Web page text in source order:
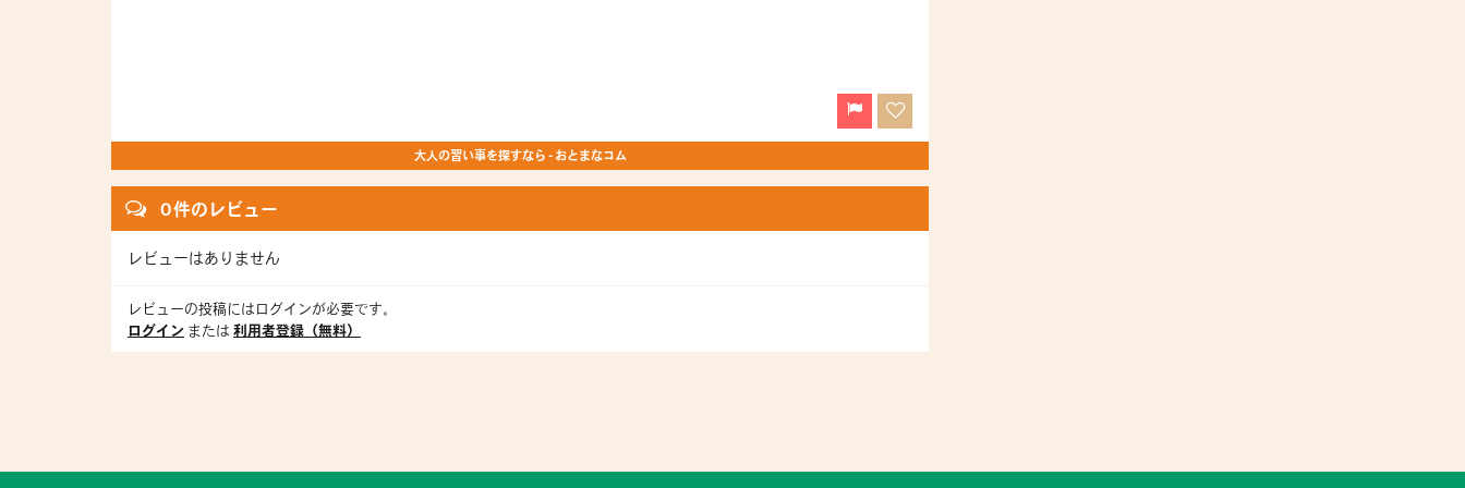
大人の習い事を探すなら - おとまなコム
0 件のレビュー
レビューはありません
レビューの投稿にはログインが必要です。
ログイン または 利用者登録（無料）